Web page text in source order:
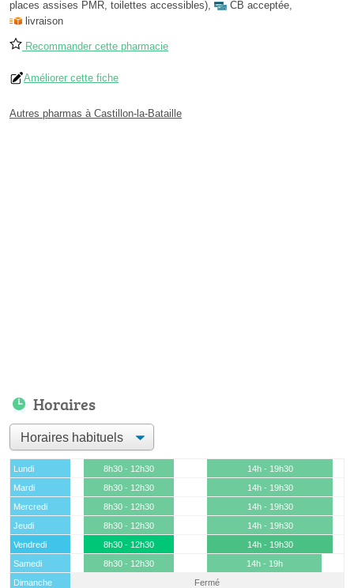
places assises PMR, toilettes accessibles), CB acceptée,
livraison
Recommander cette pharmacie
Améliorer cette fiche
Autres pharmas à Castillon-la-Bataille
Horaires
Lundi 8h30 - 12h30
14h - 19h30
Mardi
8h30 - 12h30
14h - 19h30
Mercredi
8h30 - 12h30
14h - 19h30
Jeudi
8h30 - 12h30
14h - 19h30
Vendredi
8h30 - 12h30
14h - 19h30
Samedi
8h30 - 12h30
14h - 19h
Dimanche
Fermé